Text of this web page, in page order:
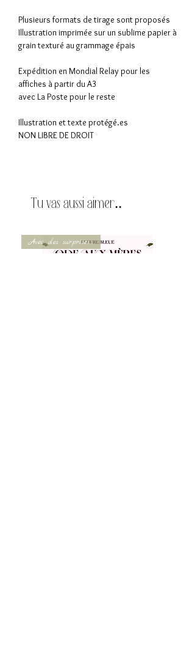
Plusieurs formats de tirage sont proposés
Illustration imprimée sur un sublime papier à
grain texturé au grammage épais
Expédition en Mondial Relay pour les
affiches à partir du A3
avec La Poste pour le reste
Illustration et texte protégé.es
NON LIBRE DE DROIT
Tu vas aussi aimer..
Avec des surprises...